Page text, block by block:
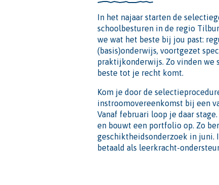
In het najaar starten de
schoolbesturen in de regio
we wat het beste bij jou past:
(basis)onderwijs, voortgezet
praktijkonderwijs. Zo vinden we
beste tot je recht komt.
Kom je door de
instroomovereenkomst bij een
Vanaf februari loop je daar
en bouwt een portfolio op. Zo
geschiktheidsonderzoek in juni.
betaald als leerkracht-